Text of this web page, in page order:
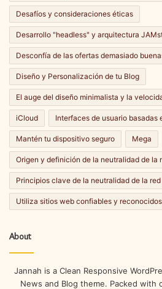
Desafíos y consideraciones éticas
Desarrollo "headless" y arquitectura
Desconfía de las ofertas demasiado
Diseño y Personalización de tu Blog
El auge del diseño minimalista y la
iCloud Interfaces de usuario basadas
Mantén tu dispositivo seguro Mega
Origen y definición de la neutralidad de la
Principios clave de la neutralidad de la red
Utiliza sitios web confiables y reconocidos
About
Jannah is a Clean Responsive
News and Blog theme. Packed with